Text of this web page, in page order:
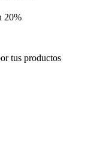
20%
tus productos